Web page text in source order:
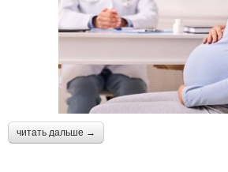
читать дальше →